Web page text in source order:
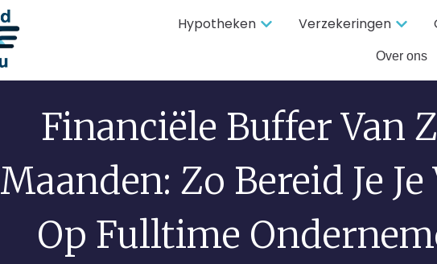
Hypotheken Verzekeringen
Over ons
Financiële Buffer Van
Maanden: Zo Bereid Je
Op Fulltime